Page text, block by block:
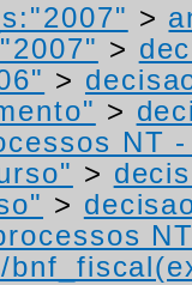
>
>
>
>
NT
>
>